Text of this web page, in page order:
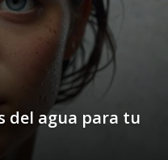
del agua para tu